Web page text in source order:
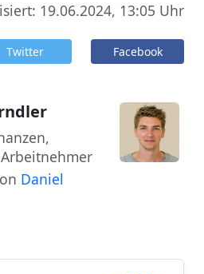
19.06.2024, 13:05 Uhr
Twitter Facebook
Daniel